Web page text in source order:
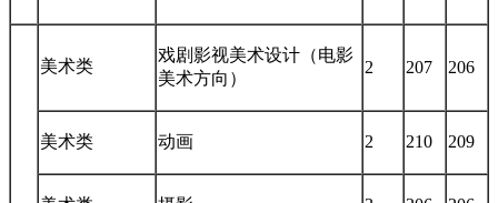
美术类
戏剧影视美术设计（电影
美术方向）
2 207 206
美术类 动画 2 210 209